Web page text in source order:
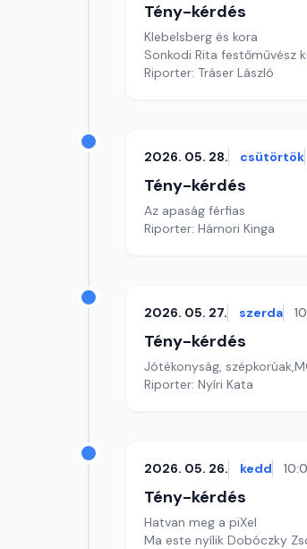
Tény-kérdés
Klebelsberg és kora
Sonkodi Rita festőművész
Riporter: Tráser László
2026. 05. 28. csütörtök
Tény-kérdés
Az apaság férfias
Riporter: Hámori Kinga
2026. 05. 27. szerda
Tény-kérdés
Jótékonyság,
Riporter: Nyíri Kata
2026. 05. 26. kedd
Tény-kérdés
Hatvan meg a piXel
Ma este nyílik Dobóczky